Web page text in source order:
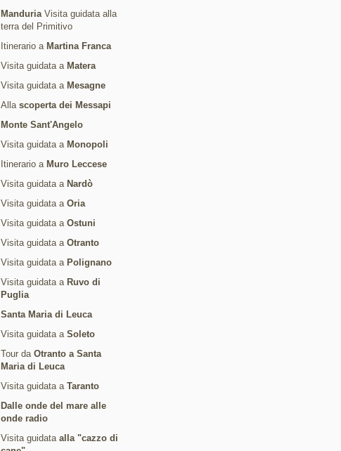
ManduriaVisita guidata alla
terra del Primitivo
Itinerario a Martina Franca
Visita guidata a Matera
Visita guidata a Mesagne
Alla scoperta dei Messapi
Monte Sant'Angelo
Visita guidata a Monopoli
Itinerario a Muro Leccese
Visita guidata a Nardò
Visita guidata a Oria
Visita guidata a Ostuni
Visita guidata a Otranto
Visita guidata a Polignano
Visita guidata a Ruvo di
Puglia
Santa Maria di Leuca
Visita guidata a Soleto
Tour da Otranto a Santa
Maria di Leuca
Visita guidata a Taranto
Dalle onde del mare alle
onde radio
Visita guidata alla "cazzo di